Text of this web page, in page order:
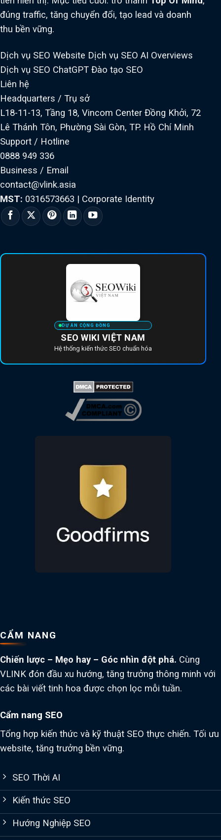
đúng traffic, tăng chuyển đổi, tạo lead và doanh
thu bền vững.
Dịch vụ SEO Website Dịch vụ SEO AI Overviews
Dịch vụ SEO ChatGPT Đào tạo SEO
Liên hệ
Headquarters / Trụ sở
L18-11-13, Tầng 18, Vincom Center Đồng Khởi, 72
Lê Thánh Tôn, Phường Sài Gòn, TP. Hồ Chí Minh
Support / Hotline
0888 949 336
Business / Email
contact@vlink.asia
MST: 0316573663 | Corporate Identity
DỰ ÁN CỘNG ĐỒNG
SEO WIKI VIỆT NAM
Hệ thống kiến thức SEO chuẩn hóa
CẨM NANG
Chiến lược – Mẹo hay – Góc nhìn đột phá. Cùng
VLINK đón đầu xu hướng, tăng trưởng thông minh với
các bài viết tinh hoa được chọn lọc mỗi tuần.
Cẩm nang SEO
Tổng hợp kiến thức và kỹ thuật SEO thực chiến. Tối ưu
website, tăng trưởng bền vững.
SEO Thời AI
Kiến thức SEO
Hướng Nghiệp SEO